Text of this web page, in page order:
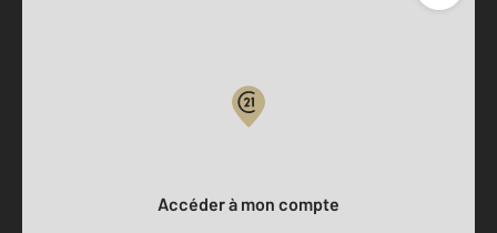
Accéder à mon compte